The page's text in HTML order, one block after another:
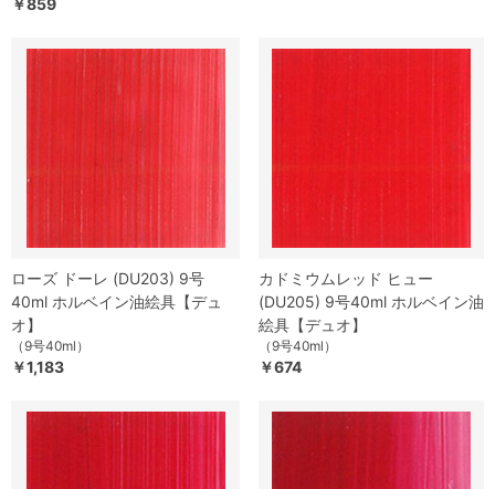
ローズ ドーレ (DU203) 9号
40ml ホルベイン油絵具【デュ
オ】
（9号40ml）
￥1,183
カドミウムレッド ヒュー
(DU205) 9号40ml ホルベイン油
絵具【デュオ】
（9号40ml）
￥674